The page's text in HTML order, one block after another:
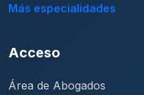
Más especialidades
Acceso
Área de Abogados